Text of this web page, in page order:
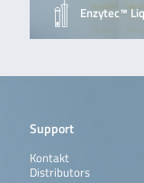
Enzytec™
Support
Kontakt
Distributors